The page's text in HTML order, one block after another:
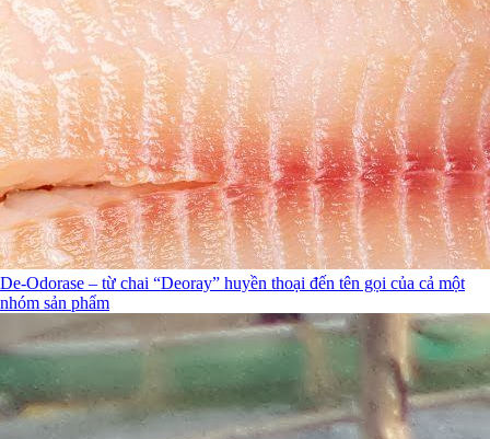
De-Odorase – từ chai “Deoray” huyền thoại đến tên gọi của cả một
nhóm sản phẩm